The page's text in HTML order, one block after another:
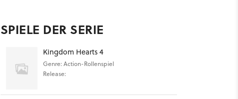
SPIELE DER SERIE
Kingdom Hearts 4
Genre: Action-Rollenspiel
Release: